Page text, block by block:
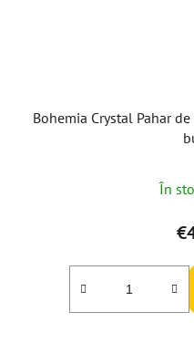
Bohemia Crystal Pahar
În